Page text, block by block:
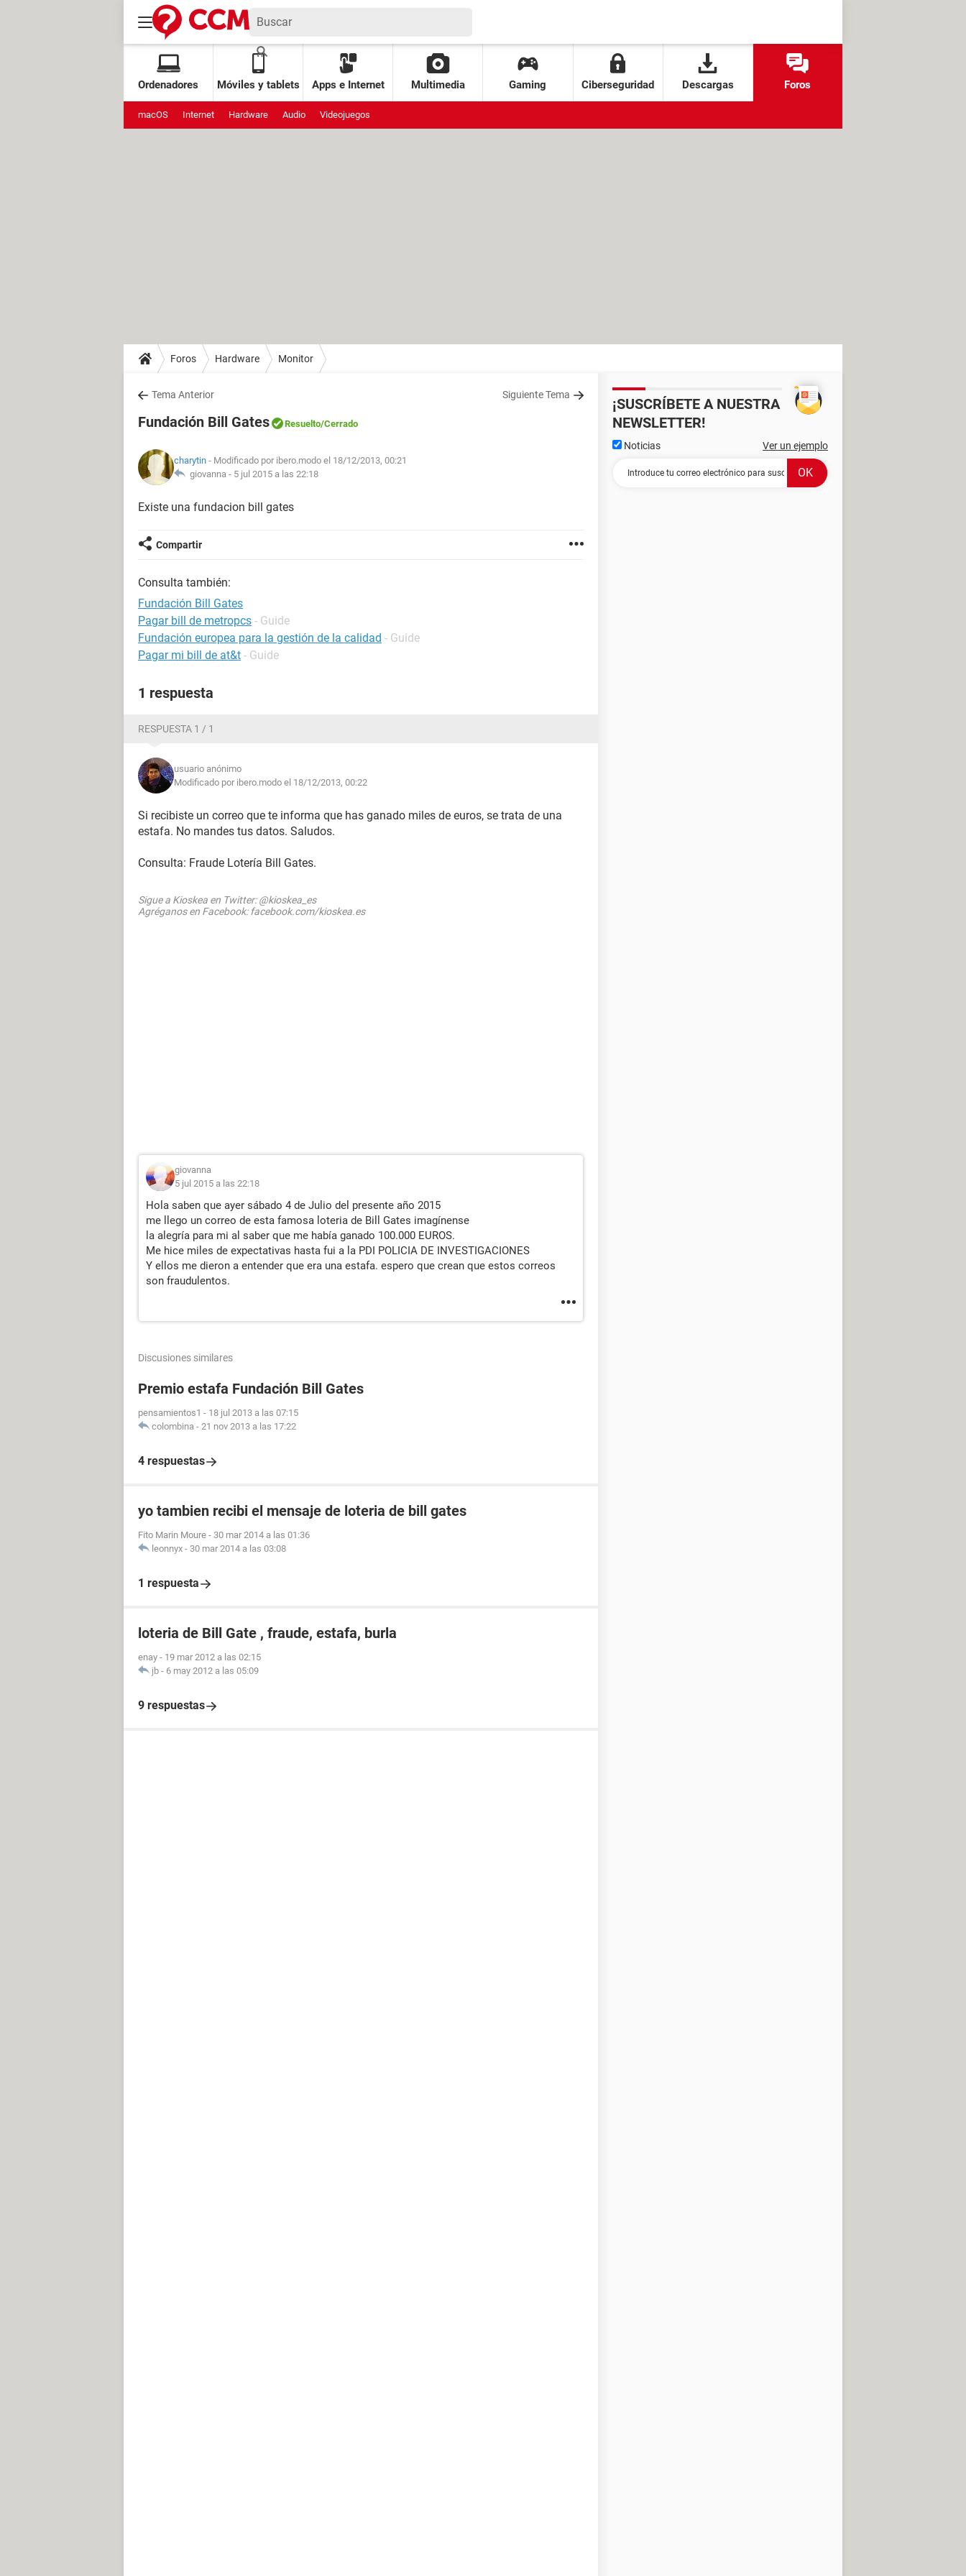
Ordenadores Móviles y tablets Apps e Internet Multimedia Gaming Ciberseguridad Descargas Foros
macOS Internet Hardware Audio Videojuegos
Foros Hardware Monitor
Tema Anterior Siguiente Tema
Fundación Bill Gates Resuelto/Cerrado
charytin - Modificado por ibero.modo el 18/12/2013, 00:21
giovanna - 5 jul 2015 a las 22:18
Existe una fundacion bill gates
Compartir
Consulta también:
Fundación Bill Gates
Pagar bill de metropcs - Guide
Fundación europea para la gestión de la calidad - Guide
Pagar mi bill de at&t - Guide
1 respuesta
RESPUESTA 1 / 1
usuario anónimo
Modificado por ibero.modo el 18/12/2013, 00:22
Si recibiste un correo que te informa que has ganado miles de euros, se trata de una
estafa. No mandes tus datos. Saludos.
Consulta: Fraude Lotería Bill Gates.
Sigue a Kioskea en Twitter: @kioskea_es
Agréganos en Facebook: facebook.com/kioskea.es
giovanna
5 jul 2015 a las 22:18
Hola saben que ayer sábado 4 de Julio del presente año 2015
me llego un correo de esta famosa loteria de Bill Gates imagínense
la alegría para mi al saber que me había ganado 100.000 EUROS.
Me hice miles de expectativas hasta fui a la PDI POLICIA DE INVESTIGACIONES
Y ellos me dieron a entender que era una estafa. espero que crean que estos correos
son fraudulentos.
Discusiones similares
Premio estafa Fundación Bill Gates
pensamientos1 - 18 jul 2013 a las 07:15
colombina - 21 nov 2013 a las 17:22
4 respuestas
yo tambien recibi el mensaje de loteria de bill gates
Fito Marin Moure - 30 mar 2014 a las 01:36
leonnyx - 30 mar 2014 a las 03:08
1 respuesta
loteria de Bill Gate , fraude, estafa, burla
enay - 19 mar 2012 a las 02:15
jb - 6 may 2012 a las 05:09
9 respuestas
¡SUSCRÍBETE A NUESTRA
NEWSLETTER!
Noticias Ver un ejemplo